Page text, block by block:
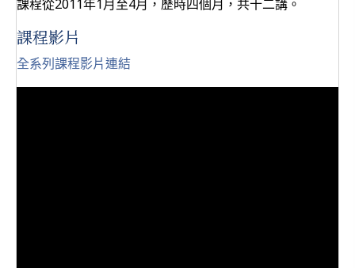
課程從2011年1月至4月，歷時四個月，共十二講。
課程影片
全系列課程影片連結